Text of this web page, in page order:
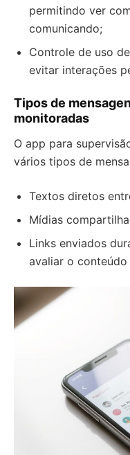
permitindo ver
comunicando;
Controle de uso
evitar interações
Tipos de
monitoradas
O app para
vários tipos de
Textos diretos
Mídias
Links enviados
avaliar o conteúdo